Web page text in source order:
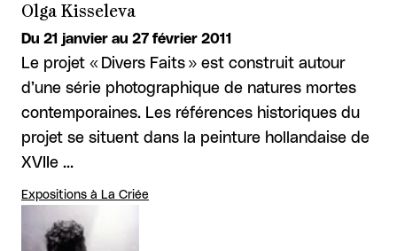
Olga Kisseleva
Du 21 janvier au 27 février 2011
Le projet « Divers Faits » est construit autour
d’une série photographique de natures mortes
contemporaines. Les références historiques du
projet se situent dans la peinture hollandaise de
XVIIe …
Expositions à La Criée